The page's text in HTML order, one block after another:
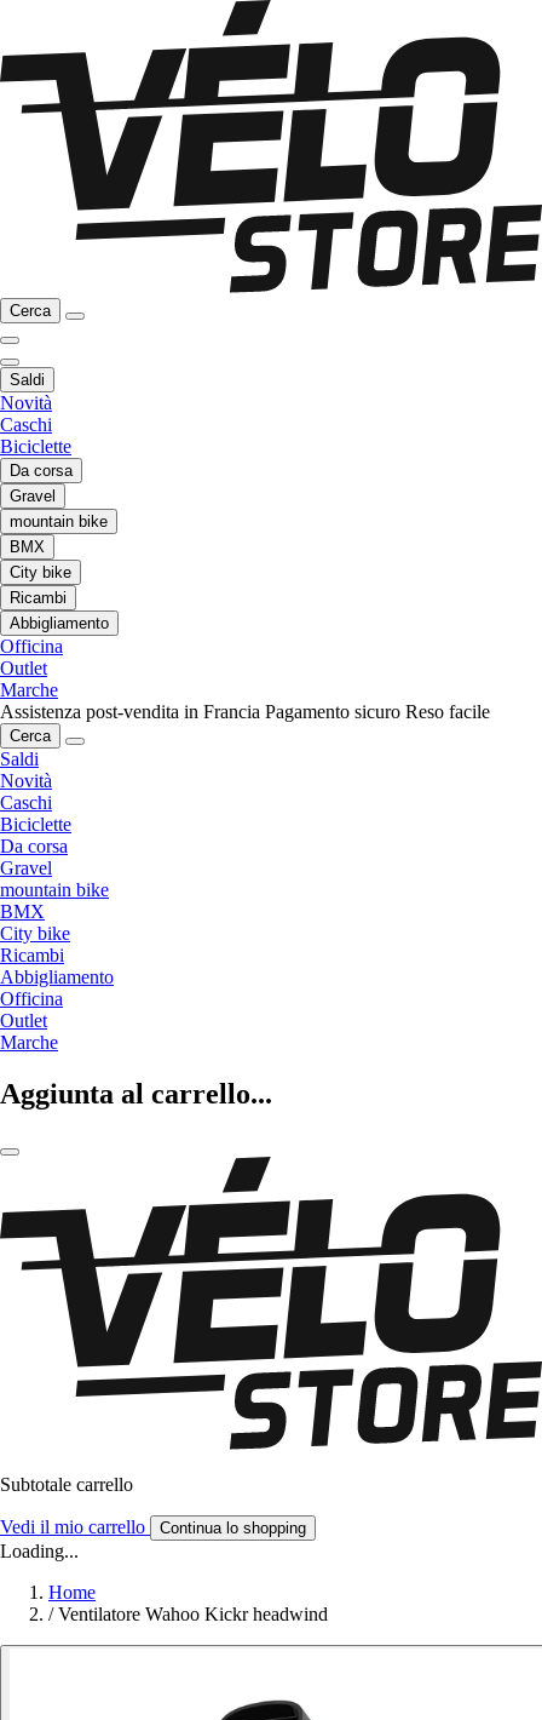
Cerca
Saldi
Novità
Caschi
Biciclette
Da corsa
Gravel
mountain bike
BMX
City bike
Ricambi
Abbigliamento
Officina
Outlet
Marche
Assistenza post-vendita in Francia Pagamento sicuro Reso facile
Cerca
Saldi
Novità
Caschi
Biciclette
Da corsa
Gravel
mountain bike
BMX
City bike
Ricambi
Abbigliamento
Officina
Outlet
Marche
Aggiunta al carrello...
Subtotale carrello
Vedi il mio carrello Continua lo shopping
Loading...
Home
/ Ventilatore Wahoo Kickr headwind